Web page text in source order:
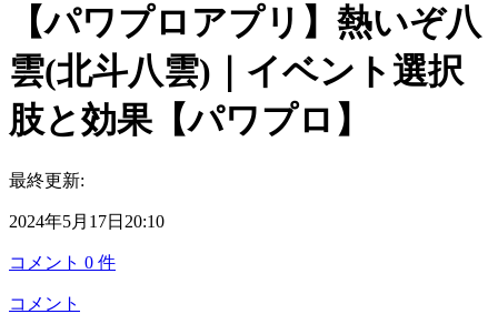
【パワプロアプリ】熱いぞ八
雲(北斗八雲)｜イベント選択
肢と効果【パワプロ】
最終更新:
2024年5月17日20:10
コメント 0 件
コメント